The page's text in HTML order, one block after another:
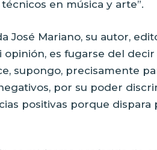
en música y arte”.
José Mariano, su autor,
es fugarse del
supongo, precisamente
por su poder
positivas porque dispara